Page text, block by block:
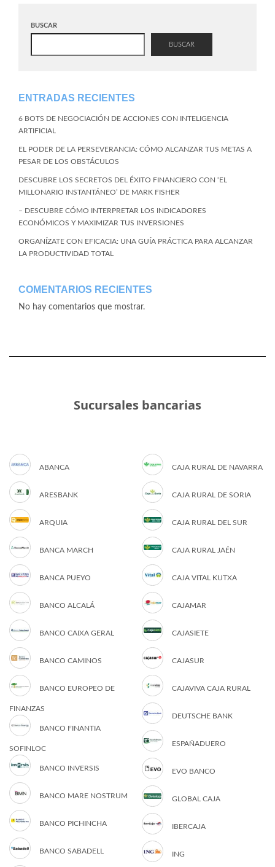
BUSCAR
BUSCAR
ENTRADAS RECIENTES
6 BOTS DE NEGOCIACIÓN DE ACCIONES CON INTELIGENCIA
ARTIFICIAL
EL PODER DE LA PERSEVERANCIA: CÓMO ALCANZAR TUS METAS A
PESAR DE LOS OBSTÁCULOS
DESCUBRE LOS SECRETOS DEL ÉXITO FINANCIERO CON ‘EL
MILLONARIO INSTANTÁNEO’ DE MARK FISHER
– DESCUBRE CÓMO INTERPRETAR LOS INDICADORES
ECONÓMICOS Y MAXIMIZAR TUS INVERSIONES
ORGANÍZATE CON EFICACIA: UNA GUÍA PRÁCTICA PARA ALCANZAR
LA PRODUCTIVIDAD TOTAL
COMENTARIOS RECIENTES
No hay comentarios que mostrar.
Sucursales bancarias
ABANCA
ARESBANK
ARQUIA
BANCA MARCH
BANCA PUEYO
BANCO ALCALÁ
BANCO CAIXA GERAL
BANCO CAMINOS
BANCO EUROPEO DE
FINANZAS
BANCO FINANTIA
SOFINLOC
BANCO INVERSIS
BANCO MARE NOSTRUM
BANCO PICHINCHA
BANCO SABADELL
CAJA RURAL DE NAVARRA
CAJA RURAL DE SORIA
CAJA RURAL DEL SUR
CAJA RURAL JAÉN
CAJA VITAL KUTXA
CAJAMAR
CAJASIETE
CAJASUR
CAJAVIVA CAJA RURAL
DEUTSCHE BANK
ESPAÑADUERO
EVO BANCO
GLOBAL CAJA
IBERCAJA
ING